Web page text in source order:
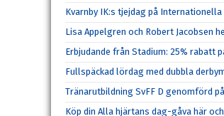
Kvarnby IK:s tjejdag på
Lisa Appelgren och Robert Jacobsen
Erbjudande från Stadium: 25%
Fullspäckad lördag med dubbla
Tränarutbildning SvFF D genomförd
Köp din Alla hjärtans dag-gåva här